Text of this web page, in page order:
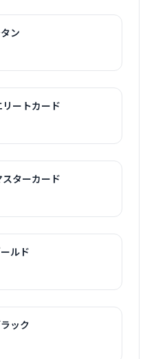
ン
ートカード
ターカード
ルド
ック